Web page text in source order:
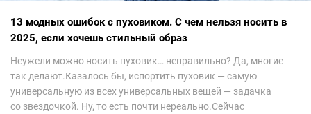
13 модных ошибок с пуховиком. С чем нельзя носить в
2025, если хочешь стильный образ
Неужели можно носить пуховик… неправильно? Да, многие
так делают.Казалось бы, испортить пуховик — самую
универсальную из всех универсальных вещей — задачка
со звездочкой. Ну, то есть почти нереально.Сейчас